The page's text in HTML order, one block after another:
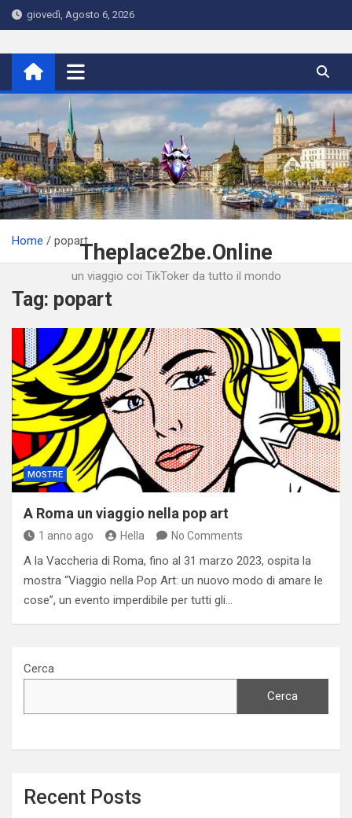
Skip
to
giovedì, Agosto 6, 2026
Theplace2be.Online
un viaggio coi TikToker da tutto il mondo
Home popart
Tag: popart
MOSTRE
A Roma un viaggio nella pop art
1 anno ago Hella No Comments
A la Vaccheria di Roma, fino al 31 marzo 2023, ospita la
mostra “Viaggio nella Pop Art: un nuovo modo di amare le
cose”, un evento imperdibile per tutti gli…
Cerca
Cerca
Recent Posts